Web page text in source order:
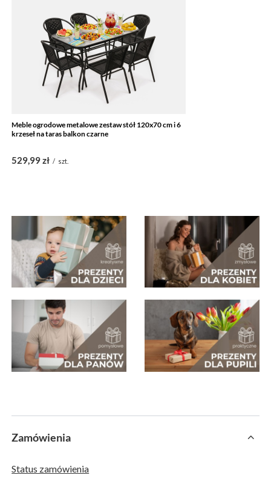
Meble ogrodowe metalowe zestaw stół 120x70 cm i 6
krzeseł na taras balkon czarne
529,99 zł / szt.
Zamówienia
Status zamówienia